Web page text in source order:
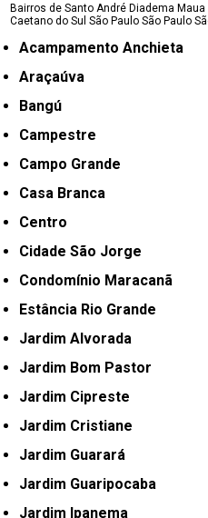
Bairros de Santo André Diadema Maua
Caetano do SulSão Paulo São Paulo
Acampamento Anchieta
Araçaúva
Bangú
Campestre
Campo Grande
Casa Branca
Centro
Cidade São Jorge
Condomínio Maracanã
Estância Rio Grande
Jardim Alvorada
Jardim Bom Pastor
Jardim Cipreste
Jardim Cristiane
Jardim Guarará
Jardim Guaripocaba
Jardim Ipanema